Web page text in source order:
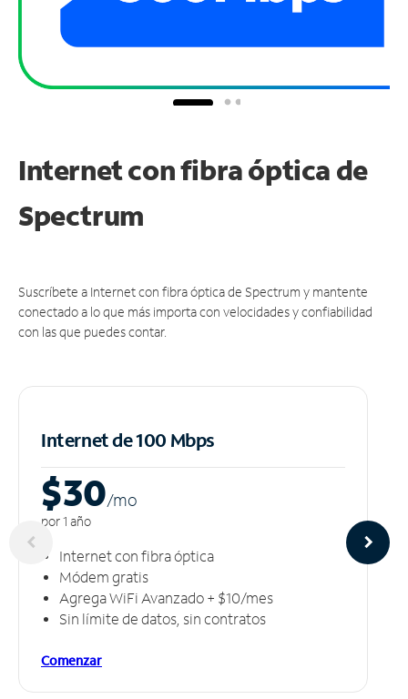
Internet con fibra óptica de
Spectrum
Suscríbete a Internet con fibra óptica de Spectrum y mantente
conectado a lo que más importa con velocidades y confiabilidad
con las que puedes contar.
Internet de 100 Mbps
$30/mo
por 1 año
Internet con fibra óptica
Módem gratis
Agrega WiFi Avanzado + $10/mes
Sin límite de datos, sin contratos
Comenzar